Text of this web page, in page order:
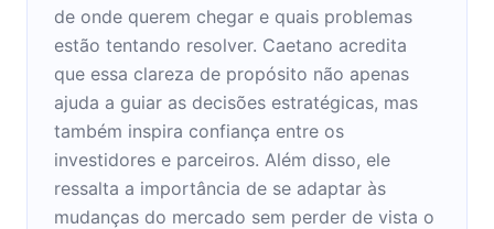
de onde querem chegar e quais problemas
estão tentando resolver. Caetano acredita
que essa clareza de propósito não apenas
ajuda a guiar as decisões estratégicas, mas
também inspira confiança entre os
investidores e parceiros. Além disso, ele
ressalta a importância de se adaptar às
mudanças do mercado sem perder de vista o